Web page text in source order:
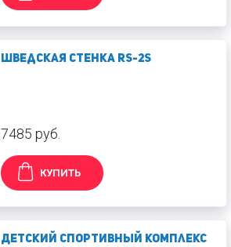
Шведская стенка RS-2S
7485 руб.
КУПИТЬ
Детский спортивный комплекс